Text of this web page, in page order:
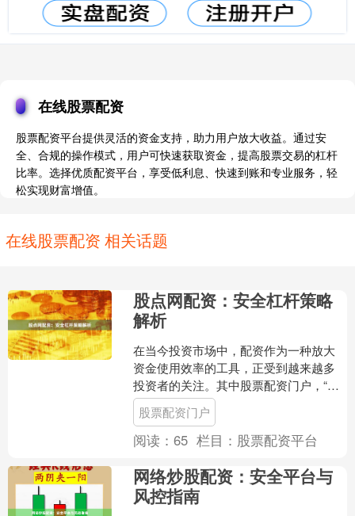
在线股票配资
股票配资平台提供灵活的资金支持，助力用户放大收益。通过安
全、合规的操作模式，用户可快速获取资金，提高股票交易的杠杆
比率。选择优质配资平台，享受低利息、快速到账和专业服务，轻
松实现财富增值。
在线股票配资 相关话题
股点网配资：安全杠杆策略
解析
在当今投资市场中，配资作为一种放大
资金使用效率的工具，正受到越来越多
投资者的关注。其中股票配资门户，“股
点网配资”凭借其透明、规范的运作模
式，成为不少投资者实现....
股票配资门户
阅读：65 栏目： 股票配资平台
网络炒股配资：安全平台与
风控指南